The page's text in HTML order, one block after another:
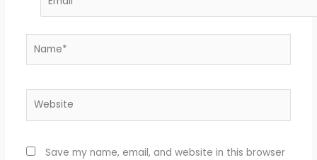
Save my name, email, and website in this browser